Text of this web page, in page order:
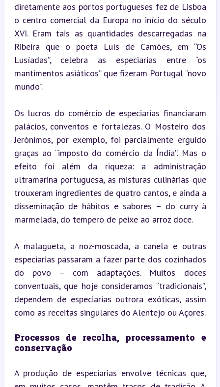
diretamente aos portos portugueses fez de Lisboa
o centro comercial da Europa no início do século
XVI. Eram tais as quantidades descarregadas na
Ribeira que o poeta Luís de Camões, em “Os
Lusíadas”, celebra as especiarias entre “os
mantimentos asiáticos” que fizeram Portugal “novo
mundo”.
Os lucros do comércio de especiarias financiaram
palácios, conventos e fortalezas. O Mosteiro dos
Jerónimos, por exemplo, foi parcialmente erguido
graças ao “imposto do comércio da Índia”. Mas o
efeito foi além da riqueza: a administração
ultramarina portuguesa, as misturas culinárias que
trouxeram ingredientes de quatro cantos, e ainda a
disseminação de hábitos e sabores – do curry à
marmelada, do tempero de peixe ao arroz doce.
A malagueta, a noz-moscada, a canela e outras
especiarias passaram a fazer parte dos cozinhados
do povo – com adaptações. Muitos doces
conventuais, que hoje consideramos “tradicionais”,
dependem de especiarias outrora exóticas, assim
como as receitas singulares do Alentejo ou Açores.
Processos de recolha, processamento e
conservação
A produção de especiarias envolve técnicas que,